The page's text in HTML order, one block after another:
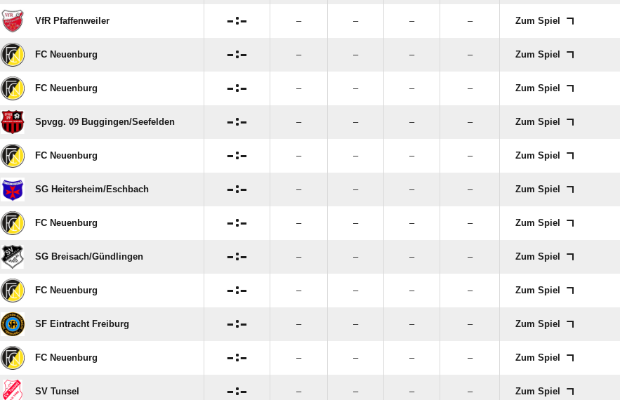
VfR Pfaffenweiler : – – – – Zum Spiel
FC Neuenburg : – – – – Zum Spiel
FC Neuenburg : – – – – Zum Spiel
Spvgg. 09 Buggingen/​Seefelden : – – – – Zum Spiel
FC Neuenburg : – – – – Zum Spiel
SG Heitersheim/​Eschbach : – – – – Zum Spiel
FC Neuenburg : – – – – Zum Spiel
SG Breisach/​Gündlingen : – – – – Zum Spiel
FC Neuenburg : – – – – Zum Spiel
SF Eintracht Freiburg : – – – – Zum Spiel
FC Neuenburg : – – – – Zum Spiel
SV Tunsel : – – – – Zum Spiel